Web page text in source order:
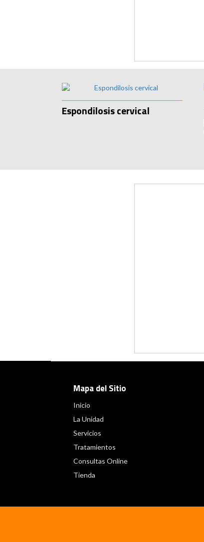
Espondilosis cervical
Mapa del Sitio
Inicio
La Unidad
Servicios
Tratamientos
Consultas Online
Tienda